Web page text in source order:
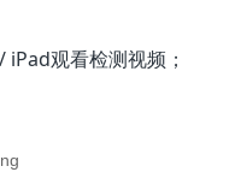
观看检测视频；